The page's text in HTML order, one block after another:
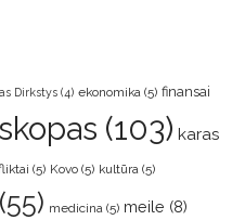
Dirkstys (4) ekonomika (5) finansai
(103) karas
(5) Kovo (5) kultūra (5)
(55) medicina (5) meile (8)